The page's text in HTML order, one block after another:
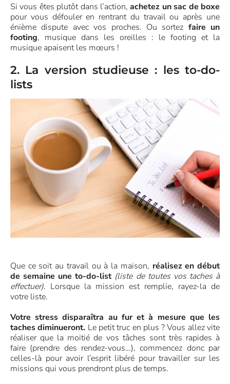
Si vous êtes plutôt dans l’action,achetez un sac de boxe
pour vous défouler en rentrant du travail ou après une
énième dispute avec vos proches. Ou sortez faire un
footing, musique dans les oreilles : le footing et la
musique apaisent les mœurs !
2. La version studieuse : les to-do-
lists
Que ce soit au travail ou à la maison, réalisez en début
de semaine une to-do-list (liste de toutes vos taches à
effectuer). Lorsque la mission est remplie, rayez-la de
votre liste.
Votre stress disparaîtra au fur et à mesure que les
taches diminueront. Le petit truc en plus ? Vous allez vite
réaliser que la moitié de vos tâches sont très rapides à
faire (prendre des rendez-vous…), commencez donc par
celles-là pour avoir l’esprit libéré pour travailler sur les
missions qui vous prendront plus de temps.